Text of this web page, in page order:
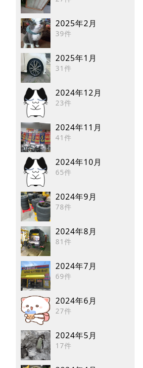
2025年2月
39件
2025年1月
31件
2024年12月
23件
2024年11月
41件
2024年10月
65件
2024年9月
78件
2024年8月
81件
2024年7月
69件
2024年6月
27件
2024年5月
17件